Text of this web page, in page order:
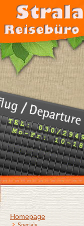
Homepage